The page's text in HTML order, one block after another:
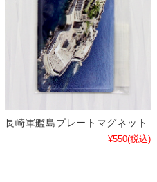
長崎軍艦島プレートマグネット
¥550(税込)